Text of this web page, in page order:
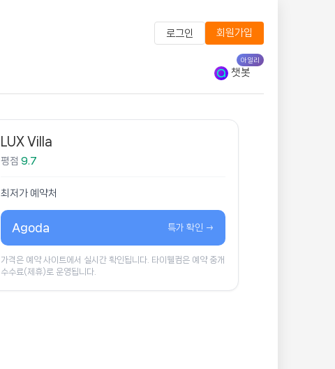
로그인 회원가입
챗봇
아일리
LUX Villa
평점 9.7
최저가 예약처
Agoda 특가 확인 →
가격은 예약 사이트에서 실시간 확인됩니다. 타이웰컴은 예약 중개
수수료(제휴)로 운영됩니다.